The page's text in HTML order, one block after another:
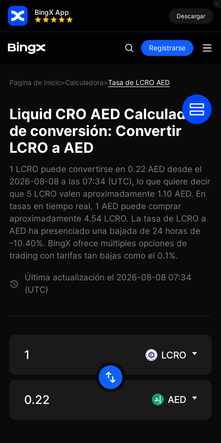
BingX App Descargar
Registrarse
Página de Inicio>Calculadora>Tasa de LCRO AED
Liquid CRO AED Calculadora
de conversión: Convertir
LCRO a AED
1 LCRO puede convertirse en 0.22 AED desde el
2026-08-08 a las 07:34 (UTC), lo que quiere decir
que 5 LCRO valen aproximadamente 1.10 AED. En
tasas en tiempo real, 1 AED puede comprar
aproximadamente 4.54 LCRO. La tasa de LCRO a
AED ha presenciado una bajada de 24 horas de
-10.40%. BingX ofrece múltiples opciones de
trading con tarifas tan bajas como el 0.1%.
Última actualización el 2026-08-08 07:34
(UTC)
LCRO
AED